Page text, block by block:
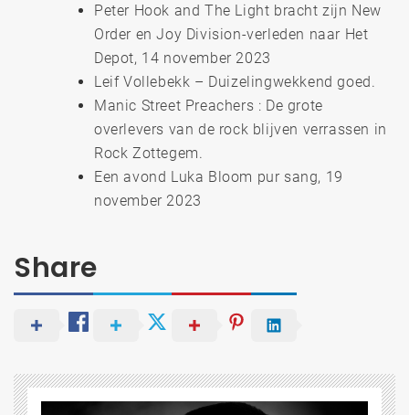
Peter Hook and The Light bracht zijn New
Order en Joy Division-verleden naar Het
Depot, 14 november 2023
Leif Vollebekk – Duizelingwekkend goed.
Manic Street Preachers : De grote
overlevers van de rock blijven verrassen in
Rock Zottegem.
Een avond Luka Bloom pur sang, 19
november 2023
Share